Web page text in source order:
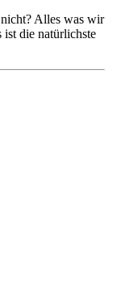
Alles was wir
die natürlichste